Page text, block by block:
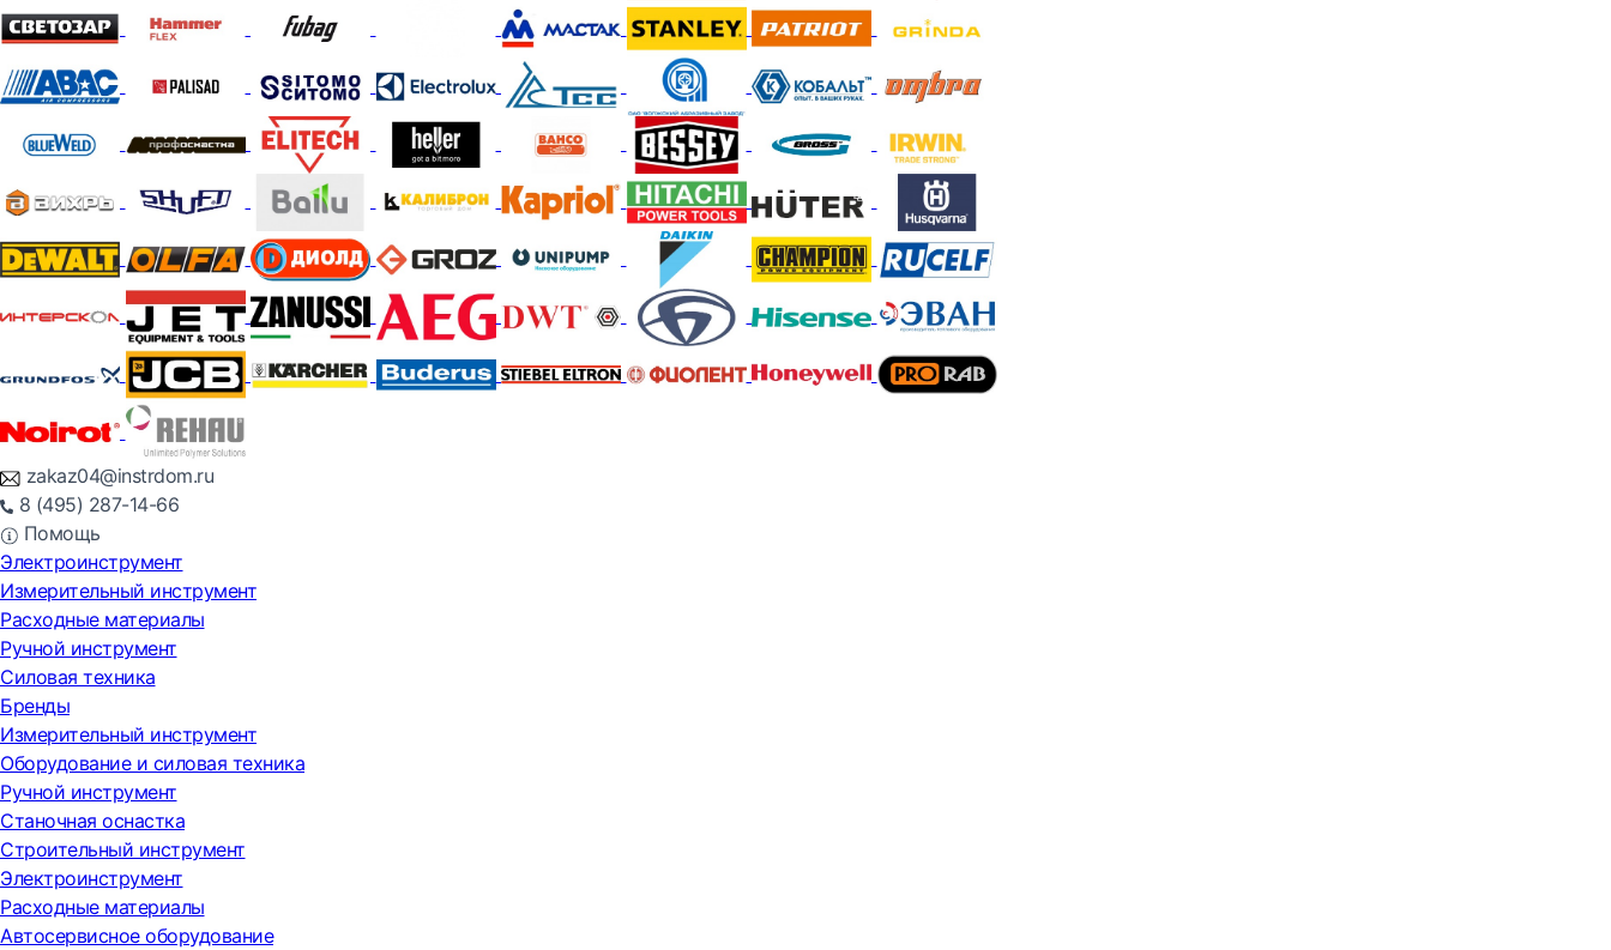
zakaz04@instrdom.ru
8 (495) 287-14-66
Помощь
Электроинструмент
Измерительный инструмент
Расходные материалы
Ручной инструмент
Силовая техника
Бренды
Измерительный инструмент
Оборудование и силовая техника
Ручной инструмент
Станочная оснастка
Строительный инструмент
Электроинструмент
Расходные материалы
Автосервисное оборудование